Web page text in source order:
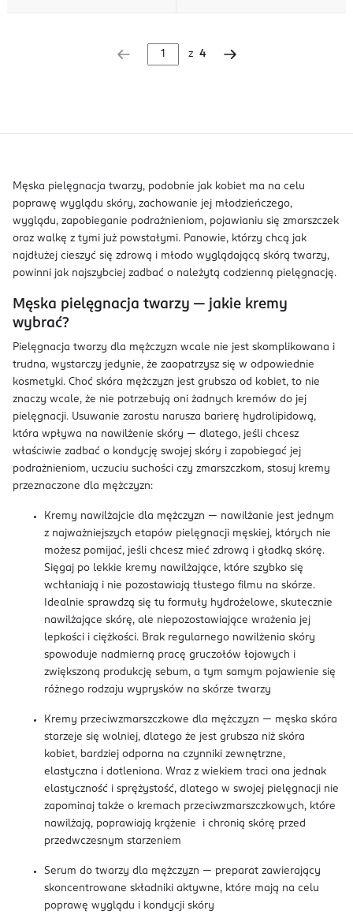
z 4
Męska pielęgnacja twarzy, podobnie jak kobiet ma na celu
poprawę wyglądu skóry, zachowanie jej młodzieńczego,
wyglądu, zapobieganie podrażnieniom, pojawianiu się zmarszczek
oraz walkę z tymi już powstałymi. Panowie, którzy chcą jak
najdłużej cieszyć się zdrową i młodo wyglądającą skórą twarzy,
powinni jak najszybciej zadbać o należytą codzienną pielęgnację.
Męska pielęgnacja twarzy — jakie kremy
wybrać?
Pielęgnacja twarzy dla mężczyzn wcale nie jest skomplikowana i
trudna, wystarczy jedynie, że zaopatrzysz się w odpowiednie
kosmetyki. Choć skóra mężczyzn jest grubsza od kobiet, to nie
znaczy wcale, że nie potrzebują oni żadnych kremów do jej
pielęgnacji. Usuwanie zarostu narusza barierę hydrolipidową,
która wpływa na nawilżenie skóry — dlatego, jeśli chcesz
właściwie zadbać o kondycję swojej skóry i zapobiegać jej
podrażnieniom, uczuciu suchości czy zmarszczkom, stosuj kremy
przeznaczone dla mężczyzn:
Kremy nawilżajcie dla mężczyzn — nawilżanie jest jednym
z najważniejszych etapów pielęgnacji męskiej, których nie
możesz pomijać, jeśli chcesz mieć zdrową i gładką skórę.
Sięgaj po lekkie kremy nawilżające, które szybko się
wchłaniają i nie pozostawiają tłustego filmu na skórze.
Idealnie sprawdzą się tu formuły hydrożelowe, skutecznie
nawilżające skórę, ale niepozostawiające wrażenia jej
lepkości i ciężkości. Brak regularnego nawilżenia skóry
spowoduje nadmierną pracę gruczołów łojowych i
zwiększoną produkcję sebum, a tym samym pojawienie się
różnego rodzaju wyprysków na skórze twarzy
Kremy przeciwzmarszczkowe dla mężczyzn — męska skóra
starzeje się wolniej, dlatego że jest grubsza niż skóra
kobiet, bardziej odporna na czynniki zewnętrzne,
elastyczna i dotleniona. Wraz z wiekiem traci ona jednak
elastyczność i sprężystość, dlatego w swojej pielęgnacji nie
zapominaj także o kremach przeciwzmarszczkowych, które
nawilżają, poprawiają krążenie i chronią skórę przed
przedwczesnym starzeniem
Serum do twarzy dla mężczyzn — preparat zawierający
skoncentrowane składniki aktywne, które mają na celu
poprawę wyglądu i kondycji skóry